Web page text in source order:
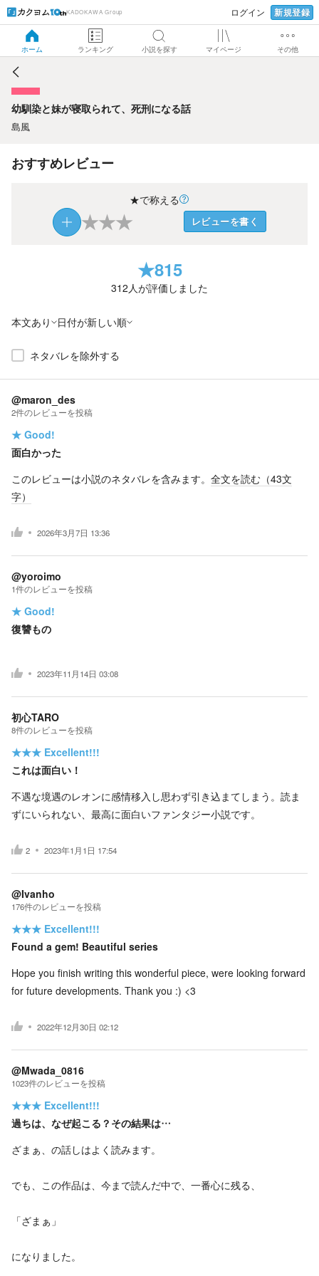
KADOKAWA Group ログイン 新規登録
ホーム ランキング 小説を探す マイページ その他
幼馴染と妹が寝取られて、死刑になる話
幼馴染と妹が寝取られて、死刑になる話
島風
おすすめレビュー
★で称える
★★★ レビューを書く
★815
312人が評価しました
本文あり 日付が新しい順
ネタバレを除外する
@maron_des
2件のレビューを投稿
★ Good!
面白かった
このレビューは小説のネタバレを含みます。 全文を読む（43文
字）
2026年3月7日 13:36
@yoroimo
1件のレビューを投稿
★ Good!
復讐もの
2023年11月14日 03:08
初心TARO
8件のレビューを投稿
★★★ Excellent!!!
これは面白い！
不遇な境遇のレオンに感情移入し思わず引き込まてしまう。読ま
ずにいられない、最高に面白いファンタジー小説です。
2 2023年1月1日 17:54
@Ivanho
176件のレビューを投稿
★★★ Excellent!!!
Found a gem! Beautiful series
Hope you finish writing this wonderful piece, were looking forward
for future developments. Thank you :) <3
2022年12月30日 02:12
@Mwada_0816
1023件のレビューを投稿
★★★ Excellent!!!
過ちは、なぜ起こる？その結果は…
ざまぁ、の話しはよく読みます。
でも、この作品は、今まで読んだ中で、一番心に残る、
「ざまぁ」
になりました。